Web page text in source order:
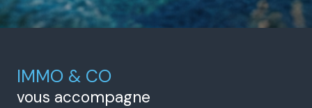
IMMO & CO
vous accompagne